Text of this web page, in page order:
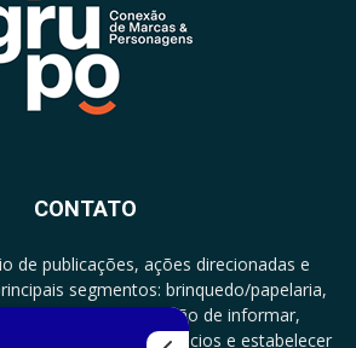
CONTATO
de publicações, ações direcionadas e
segmentos: brinquedo/papelaria,
a três com a missão de informar,
encontro de negócios e estabelecer